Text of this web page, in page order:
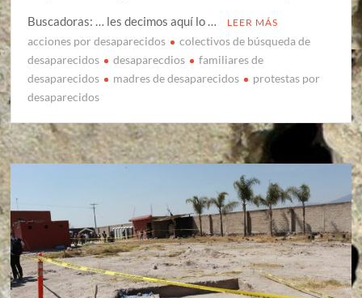
Buscadoras: … les decimos aquí lo …
LEER MÁS
acciones por desaparecidos
colectivos de búsqueda de
desaparecidos
desaparecdios
familiares de
desaparecidos
madres de desaparecidos
protestas por
desaparecidos